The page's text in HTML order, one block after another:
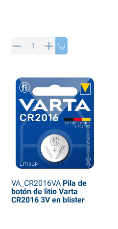
VA_CR2016VAPila de
botón de litio Varta
CR2016 3V en blíster